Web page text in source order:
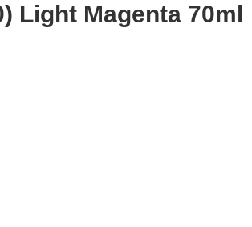
Light Magenta 70ml